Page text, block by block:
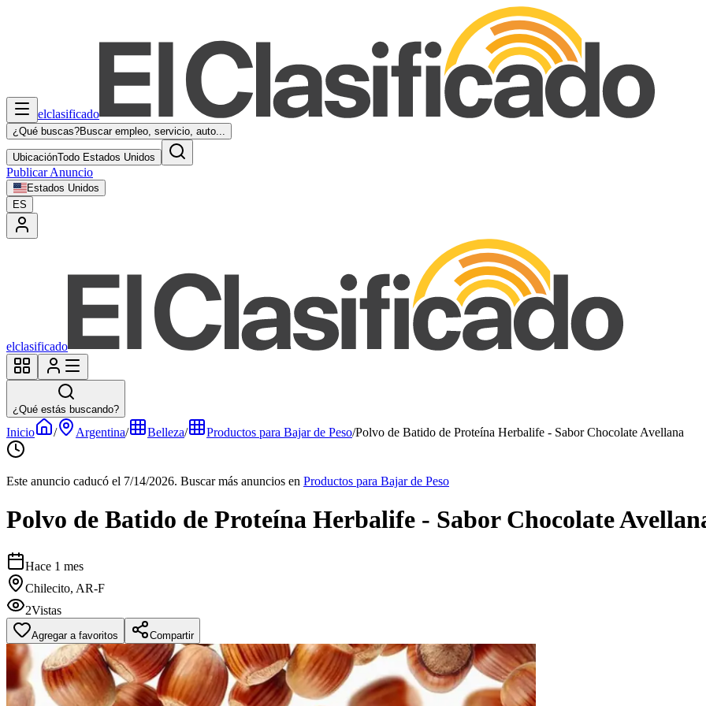
elclasificado
¿Qué buscas?Buscar empleo, servicio, auto...
UbicaciónTodo Estados Unidos
Publicar Anuncio
Estados Unidos
ES
elclasificado
¿Qué estás buscando?
Inicio / Argentina/ Belleza/ Productos para Bajar de Peso/Polvo de Batido de Proteína Herbalife - Sabor Chocolate Avellana
Este anuncio caducó el 7/14/2026. Buscar más anuncios en Productos para Bajar de Peso
Polvo de Batido de Proteína Herbalife - Sabor Chocolate
Hace 1 mes
Chilecito, AR-F
2Vistas
Agregar a favoritos Compartir